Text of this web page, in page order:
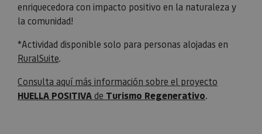
enriquecedora con impacto positivo en la naturaleza y
la comunidad!
*Actividad disponible solo para personas alojadas en
RuralSuite.
Consulta aquí más información sobre el proyecto
HUELLA POSITIVAde Turismo Regenerativo.